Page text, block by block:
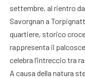
settembre, al rientro
Savorgnan a
quartiere, storico
rappresenta il
celebra l’intreccio tra
A causa della natura